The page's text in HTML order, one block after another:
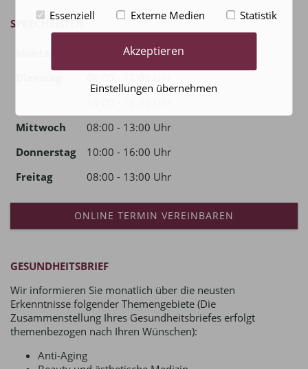
SPRECHZEITEN
08:00 - 15:00 Uhr
Mittwoch
08:00 - 13:00 Uhr
Donnerstag
10:00 - 16:00 Uhr
Freitag
08:00 - 13:00 Uhr
ONLINE TERMIN VEREINBAREN
GESUNDHEITSBRIEF
Wir informieren Sie monatlich über die neusten
Erkenntnisse folgender Themengebiete (Die
Zusammenstellung Ihres Gesundheitsbriefes erfolgt
themenbezogen nach Ihren Wünschen):
Anti-Aging
Essenziell
Externe Medien Statistik
Akzeptieren
Einstellungen übernehmen